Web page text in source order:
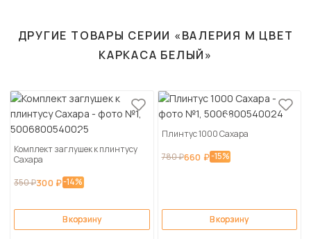
ДРУГИЕ ТОВАРЫ СЕРИИ «ВАЛЕРИЯ М ЦВЕТ
КАРКАСА БЕЛЫЙ»
Комплект заглушек к плинтусу
Сахара
350 ₽300 ₽-14%
В корзину
Плинтус 1000 Сахара
780 ₽660 ₽-15%
В корзину